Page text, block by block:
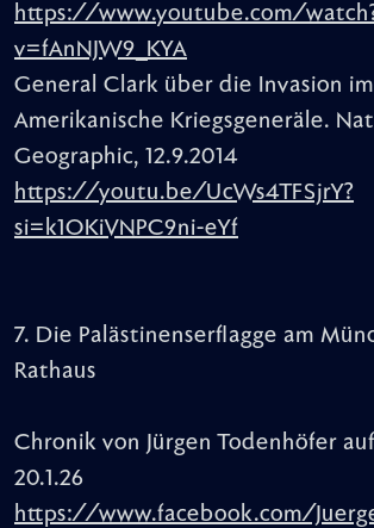
https://www.youtube.com/
v=fAnNJW9_KYA
General Clark über die Invasion im
Amerikanische Kriegsgeneräle.
Geographic, 12.9.2014
https://youtu.be/UcWs4TFSjrY?
si=k1OKiVNPC9ni-eYf
7. Die Palästinenserflagge am
Rathaus
Chronik von Jürgen Todenhöfer
20.1.26
https://www.facebook.com/